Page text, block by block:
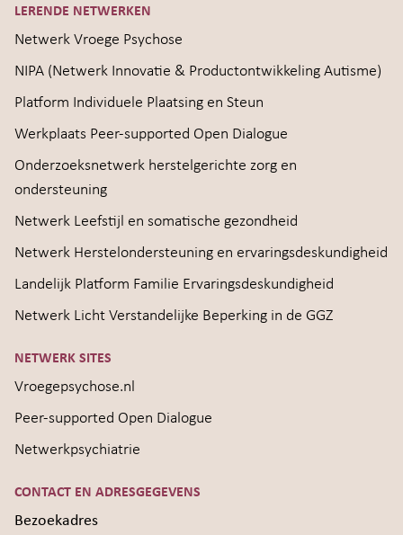
LERENDE NETWERKEN
Netwerk Vroege Psychose
NIPA (Netwerk Innovatie & Productontwikkeling Autisme)
Platform Individuele Plaatsing en Steun
Werkplaats Peer-supported Open Dialogue
Onderzoeksnetwerk herstelgerichte zorg en
ondersteuning
Netwerk Leefstijl en somatische gezondheid
Netwerk Herstelondersteuning en ervaringsdeskundigheid
Landelijk Platform Familie Ervaringsdeskundigheid
Netwerk Licht Verstandelijke Beperking in de GGZ
NETWERK SITES
Vroegepsychose.nl
Peer-supported Open Dialogue
Netwerkpsychiatrie
CONTACT EN ADRESGEGEVENS
Bezoekadres